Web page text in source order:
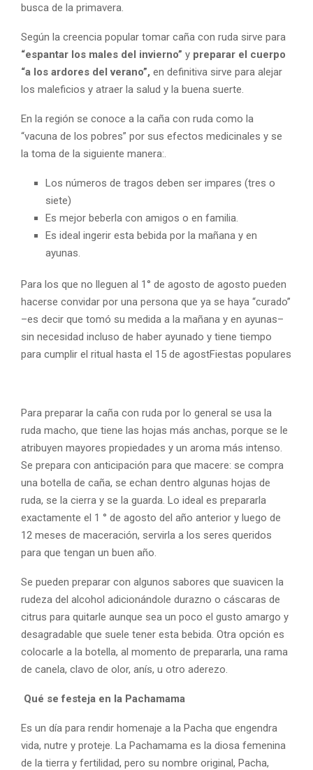
busca de la primavera.
Según la creencia popular tomar caña con ruda sirve para
“espantar los males del invierno” y preparar el cuerpo
“a los ardores del verano”, en definitiva sirve para alejar
los maleficios y atraer la salud y la buena suerte.
En la región se conoce a la caña con ruda como la
“vacuna de los pobres” por sus efectos medicinales y se
la toma de la siguiente manera:.
Los números de tragos deben ser impares (tres o
siete)
​Es mejor beberla con amigos o en familia.
Es ideal ingerir esta bebida por la mañana y en
ayunas.
Para los que no lleguen al 1° de agosto de agosto pueden
hacerse convidar por una persona que ya se haya “curado”
–es decir que tomó su medida a la mañana y en ayunas–
sin necesidad incluso de haber ayunado y tiene tiempo
para cumplir el ritual hasta el 15 de agostFiestas populares
Para preparar la caña con ruda por lo general se usa la
ruda macho, que tiene las hojas más anchas, porque se le
atribuyen mayores propiedades y un aroma más intenso.
Se prepara con anticipación para que macere: se compra
una botella de caña, se echan dentro algunas hojas de
ruda, se la cierra y se la guarda. Lo ideal es prepararla
exactamente el 1 ° de agosto del año anterior y luego de
12 meses de maceración, servirla a los seres queridos
para que tengan un buen año.
Se pueden preparar con algunos sabores que suavicen la
rudeza del alcohol adicionándole durazno o cáscaras de
citrus para quitarle aunque sea un poco el gusto amargo y
desagradable que suele tener esta bebida. Otra opción es
colocarle a la botella, al momento de prepararla, una rama
de canela, clavo de olor, anís, u otro aderezo.
Qué se festeja en la Pachamama
Es un día para rendir homenaje a la Pacha que engendra
vida, nutre y proteje. La Pachamama es la diosa femenina
de la tierra y fertilidad, pero su nombre original, Pacha,